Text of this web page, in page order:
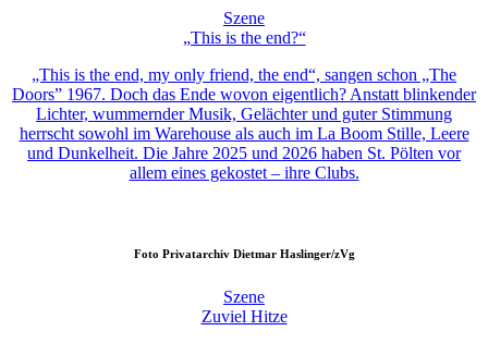
Szene
„This is the end?“
„This is the end, my only friend, the end“, sangen schon „The
Doors” 1967. Doch das Ende wovon eigentlich? Anstatt blinkender
Lichter, wummernder Musik, Gelächter und guter Stimmung
herrscht sowohl im Warehouse als auch im La Boom Stille, Leere
und Dunkelheit. Die Jahre 2025 und 2026 haben St. Pölten vor
allem eines gekostet – ihre Clubs.
Foto Privatarchiv Dietmar Haslinger/zVg
Szene
Zuviel Hitze